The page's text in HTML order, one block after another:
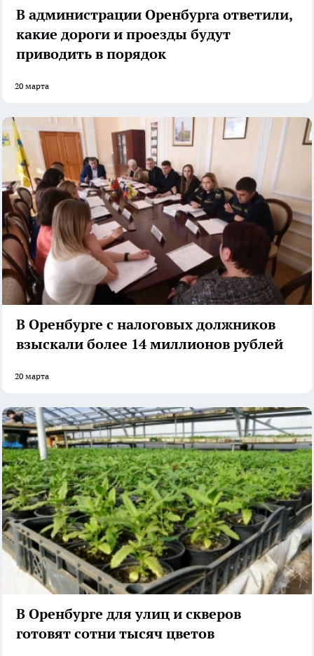
В администрации Оренбурга ответили,
какие дороги и проезды будут
приводить в порядок
20 марта
В Оренбурге с налоговых должников
взыскали более 14 миллионов рублей
20 марта
В Оренбурге для улиц и скверов
готовят сотни тысяч цветов